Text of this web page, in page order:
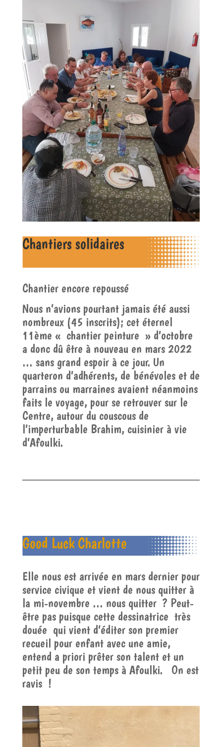
Chantiers solidaires
Chantier encore repoussé
Nous n’avions pourtant jamais été aussi
nombreux (45 inscrits); cet éternel
11ème « chantier peinture » d’octobre
a donc dû être à nouveau en mars 2022
… sans grand espoir à ce jour. Un
quarteron d’adhérents, de bénévoles et de
parrains ou marraines avaient néanmoins
faits le voyage, pour se retrouver sur le
Centre, autour du couscous de
l’imperturbable Brahim, cuisinier à vie
d’Afoulki.
Good Luck Charlotte
Elle nous est arrivée en mars dernier pour
service civique et vient de nous quitter à
la mi-novembre … nous quitter ? Peut-
être pas puisque cette dessinatrice très
douée qui vient d’éditer son premier
recueil pour enfant avec une amie,
entend a priori prêter son talent et un
petit peu de son temps à Afoulki. On est
ravis !